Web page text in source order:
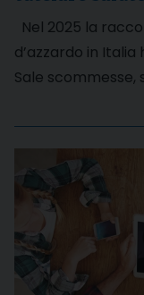
Nel 2025 la
d’azzardo in Italia
Sale scommesse,